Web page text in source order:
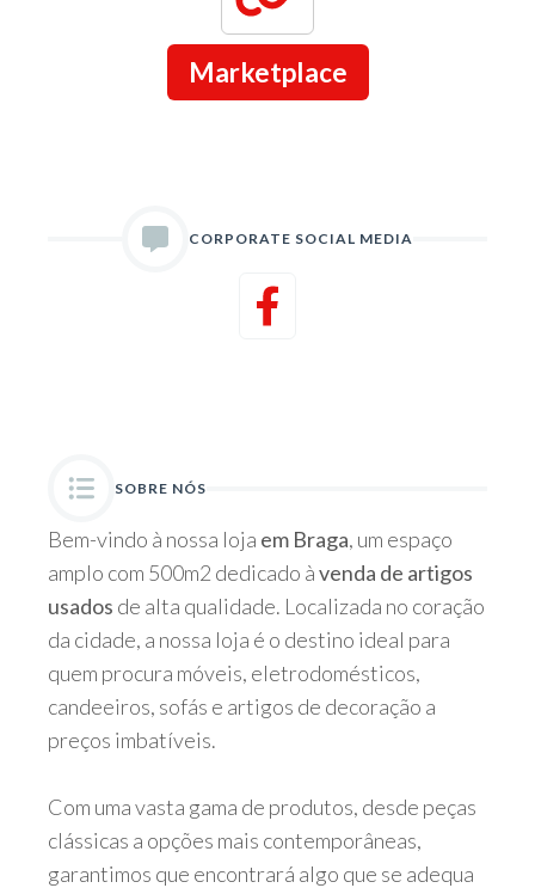
Marketplace
CORPORATE SOCIAL MEDIA
SOBRE NÓS
Bem-vindo à nossa loja em Braga, um espaço
amplo com 500m2 dedicado àvenda de artigos
usados de alta qualidade. Localizada no coração
da cidade, a nossa loja é o destino ideal para
quem procura móveis, eletrodomésticos,
candeeiros, sofás e artigos de decoração a
preços imbatíveis.
Com uma vasta gama de produtos, desde peças
clássicas a opções mais contemporâneas,
garantimos que encontrará algo que se adequa